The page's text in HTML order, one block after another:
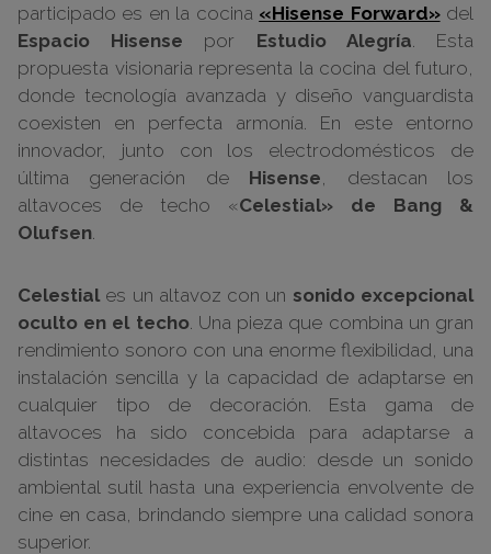
participado es en la cocina «Hisense Forward»del
Espacio Hisense por Estudio Alegría . Esta
propuesta visionaria representa la cocina del futuro,
donde tecnología avanzada y diseño vanguardista
coexisten en perfecta armonía. En este entorno
innovador, junto con los electrodomésticos de
última generación de Hisense , destacan los
altavoces de techo «Celestial» de Bang &
Olufsen
Celestiales un altavoz con un sonido excepcional
oculto en el techo. Una pieza que combina un gran
rendimiento sonoro con una enorme flexibilidad, una
instalación sencilla y la capacidad de adaptarse en
cualquier tipo de decoración. Esta gama de
altavoces ha sido concebida para adaptarse a
distintas necesidades de audio: desde un sonido
ambiental sutil hasta una experiencia envolvente de
cine en casa, brindando siempre una calidad sonora
superior.